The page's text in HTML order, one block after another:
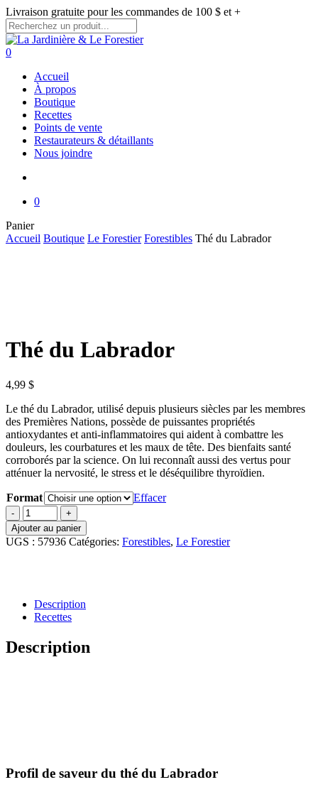
Skip
to
main
content
Livraison gratuite pour les commandes de 100 $ et +
Close
Search
search
0
Accueil
À propos
Boutique
Recettes
Points de vente
Restaurateurs & détaillants
Nous joindre
0
PanierClose
Cart
Accueil Boutique Le Forestier Forestibles Thé du Labrador
Thé du Labrador
4,99 $
Le thé du Labrador, utilisé depuis plusieurs siècles par les membres
des Premières Nations, possède de puissantes propriétés
antioxydantes et anti-inflammatoires qui aident à combattre les
douleurs, les courbatures et les maux de tête. Des bienfaits santé
corroborés par la science. On lui reconnaît aussi des vertus pour
atténuer la nervosité, le stress et le déséquilibre thyroïdien.
Format
Effacer
quantité
de
Thé
du
Ajouter au panier
UGS : 57936 Catégories: Forestibles, Le Forestier
Description
Recettes
Description
Profil de saveur du thé du Labrador